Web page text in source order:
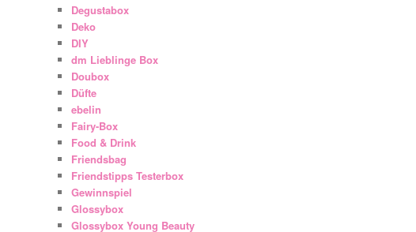
Degustabox
Deko
DIY
dm Lieblinge Box
Doubox
Düfte
ebelin
Fairy-Box
Food & Drink
Friendsbag
Friendstipps Testerbox
Gewinnspiel
Glossybox
Glossybox Young Beauty